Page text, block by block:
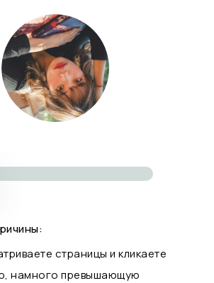
страницы и кликаете
намного превышающую